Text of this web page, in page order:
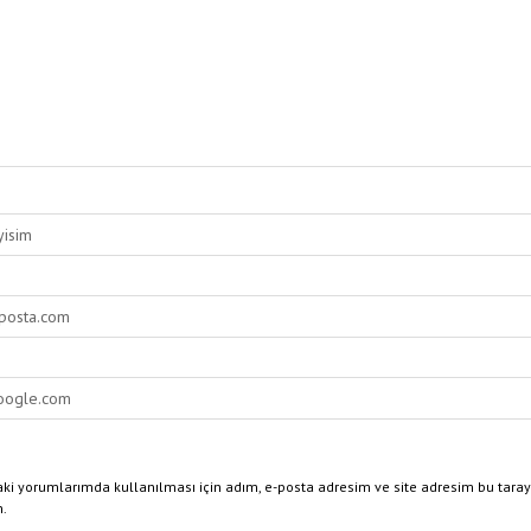
yorumlarımda kullanılması için adım, e-posta adresim ve site adresim bu